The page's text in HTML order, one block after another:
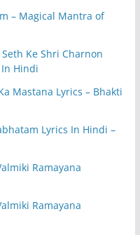
– Magical Mantra of
Seth Ke Shri Charnon
Hindi
Mastana Lyrics – Bhakti
Lyrics In Hindi –
Valmiki Ramayana
Valmiki Ramayana